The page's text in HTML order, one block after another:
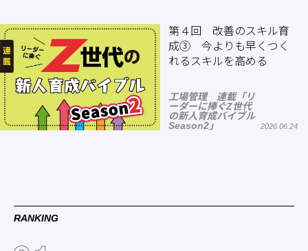
第４回 改善のスキル育
成③ 今よりも早くつく
れるスキルを高める
工場管理 連載「リ
ーダーに捧ぐZ世代
の新人育成バイブル
Season2」
2026.06.24
RANKING